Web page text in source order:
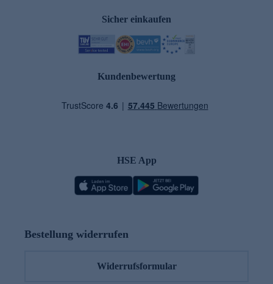
Sicher einkaufen
Kundenbewertung
HSE App
Bestellung widerrufen
Widerrufsformular